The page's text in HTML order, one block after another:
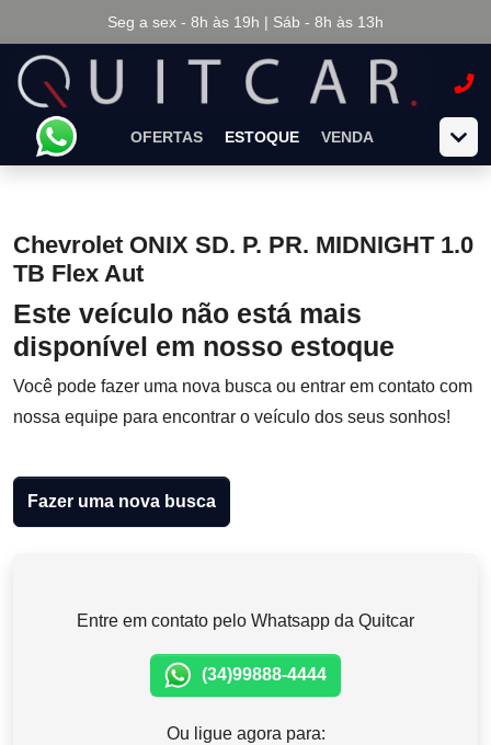
Seg a sex - 8h às 19h | Sáb - 8h às 13h
OFERTAS ESTOQUE VENDA
Chevrolet ONIX SD. P. PR. MIDNIGHT 1.0
TB Flex Aut
Este veículo não está mais
disponível em nosso estoque
Você pode fazer uma nova busca ou entrar em contato com
nossa equipe para encontrar o veículo dos seus sonhos!
Fazer uma nova busca
Entre em contato pelo Whatsapp da Quitcar
(34)99888-4444
Ou ligue agora para: